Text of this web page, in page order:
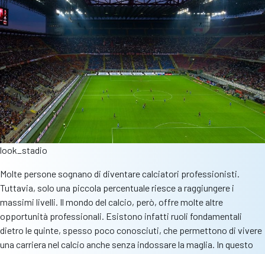
in
redazione
look_stadio
Molte persone sognano di diventare calciatori professionisti.
Tuttavia, solo una piccola percentuale riesce a raggiungere i
massimi livelli. Il mondo del calcio, però, offre molte altre
opportunità professionali. Esistono infatti ruoli fondamentali
dietro le quinte, spesso poco conosciuti, che permettono di vivere
una carriera nel calcio anche senza indossare la maglia. In questo